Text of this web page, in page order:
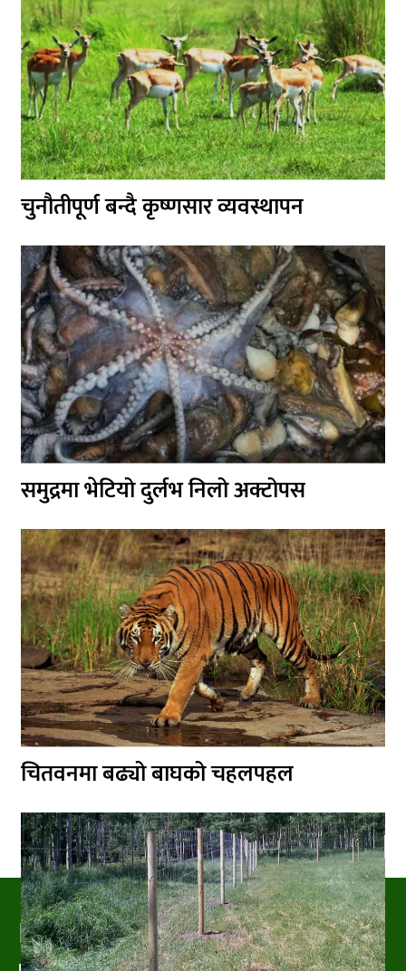
चुनौतीपूर्ण बन्दै कृष्णसार व्यवस्थापन
समुद्रमा भेटियो दुर्लभ निलो अक्टोपस
चितवनमा बढ्यो बाघको चहलपहल
PRAKRITIPRESS